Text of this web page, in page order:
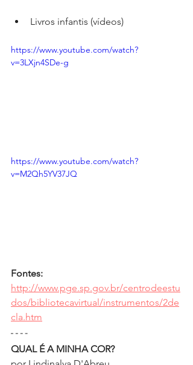
Livros infantis (vídeos)
https://www.youtube.com/watch?
v=3LXjn4SDe-g
https://www.youtube.com/watch?
v=M2Qh5YV37JQ
Fontes:
http://www.pge.sp.gov.br/centrodeestu
dos/bibliotecavirtual/instrumentos/2de
cla.htm
QUAL É A MINHA COR?